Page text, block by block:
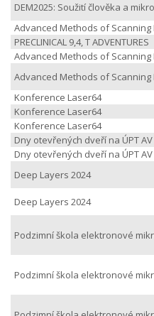
DEM2025: Soužití člověka a
Advanced Methods of
PRECLINICAL 9,4, T ADVENTURES
Advanced Methods of
Advanced Methods of
Konference Laser64
Konference Laser64
Konference Laser64
Dny otevřených dveří na ÚPT
Dny otevřených dveří na ÚPT
Deep Layers 2024
Deep Layers 2024
Podzimní škola elektronové
Podzimní škola elektronové